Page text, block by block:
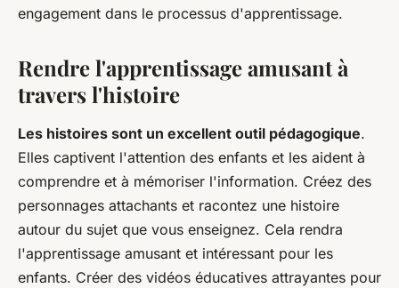
engagement dans le processus d'apprentissage.
Rendre l'apprentissage amusant à
travers l'histoire
Les histoires sont un excellent outil pédagogique.
Elles captivent l'attention des enfants et les aident à
comprendre et à mémoriser l'information. Créez des
personnages attachants et racontez une histoire
autour du sujet que vous enseignez. Cela rendra
l'apprentissage amusant et intéressant pour les
enfants. Créer des vidéos éducatives attrayantes pour